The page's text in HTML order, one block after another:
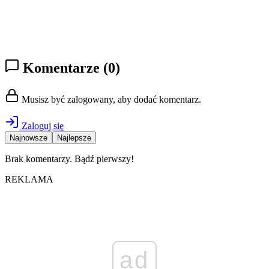
Komentarze (0)
Musisz być zalogowany, aby dodać komentarz.
Zaloguj się
Najnowsze Najlepsze
Brak komentarzy. Bądź pierwszy!
REKLAMA
ad